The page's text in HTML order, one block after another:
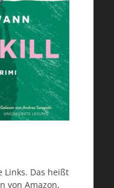
Links. Das heißt
von Amazon,